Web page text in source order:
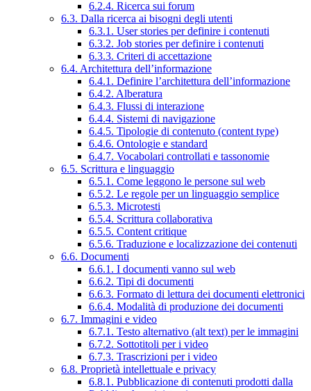
6.2.4. Ricerca sui forum
6.3. Dalla ricerca ai bisogni degli utenti
6.3.1. User stories per definire i contenuti
6.3.2. Job stories per definire i contenuti
6.3.3. Criteri di accettazione
6.4. Architettura dell’informazione
6.4.1. Definire l’architettura dell’informazione
6.4.2. Alberatura
6.4.3. Flussi di interazione
6.4.4. Sistemi di navigazione
6.4.5. Tipologie di contenuto (content type)
6.4.6. Ontologie e standard
6.4.7. Vocabolari controllati e tassonomie
6.5. Scrittura e linguaggio
6.5.1. Come leggono le persone sul web
6.5.2. Le regole per un linguaggio semplice
6.5.3. Microtesti
6.5.4. Scrittura collaborativa
6.5.5. Content critique
6.5.6. Traduzione e localizzazione dei contenuti
6.6. Documenti
6.6.1. I documenti vanno sul web
6.6.2. Tipi di documenti
6.6.3. Formato di lettura dei documenti elettronici
6.6.4. Modalità di produzione dei documenti
6.7. Immagini e video
6.7.1. Testo alternativo (alt text) per le immagini
6.7.2. Sottotitoli per i video
6.7.3. Trascrizioni per i video
6.8. Proprietà intellettuale e privacy
6.8.1. Pubblicazione di contenuti prodotti dalla